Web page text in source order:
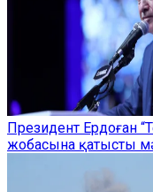
Президент Ердоған
жобасына қатысты